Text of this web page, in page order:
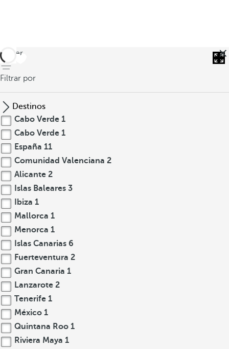
volver
Filtrar por
Destinos
Cabo Verde 1
Cabo Verde 1
España 11
Comunidad Valenciana 2
Alicante 2
Islas Baleares 3
Ibiza 1
Mallorca 1
Menorca 1
Islas Canarias 6
Fuerteventura 2
Gran Canaria 1
Lanzarote 2
Tenerife 1
México 1
Quintana Roo 1
Riviera Maya 1